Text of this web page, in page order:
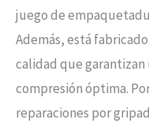
juego de
Además, está
calidad que
compresión óptima.
reparaciones por